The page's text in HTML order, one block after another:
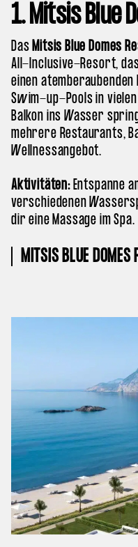
1. Mitsis Blue
DasMitsis Blue Domes
All-Inclusive-Resort,
einen
Swim-up-Pools in
Balkon ins Wasser
mehrere Restaurants,
Wellnessangebot.
Aktivitäten:Entspanne
verschiedenen
dir eine Massage im Spa.
MITSIS BLUE DOMES